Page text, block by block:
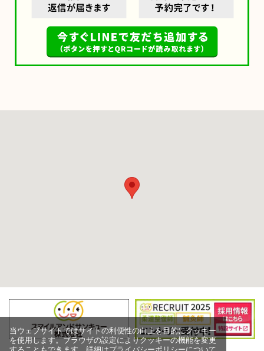
当ウェブサイトではサイトの利便性の向上を目的にクッキー
を使用します。ブラウザの設定によりクッキーの機能を変更